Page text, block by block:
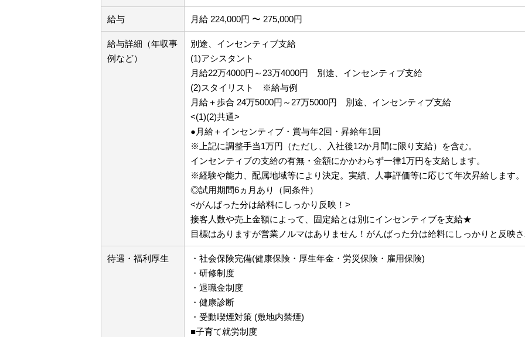
給与 月給 224,000円 〜 275,000円
給与詳細（年収事
例など）
別途、インセンティブ支給
(1)アシスタント
月給22万4000円～23万4000円 別途、インセンティブ支給
(2)スタイリスト ※給与例
月給＋歩合 24万5000円～27万5000円 別途、インセンティブ支給
<(1)(2)共通>
●月給＋インセンティブ・賞与年2回・昇給年1回
※上記に調整手当1万円（ただし、入社後12か月間に限り支給）を含む。
インセンティブの支給の有無・金額にかかわらず一律1万円を支給します。
※経験や能力、配属地域等により決定。実績、人事評価等に応じて年次昇給します。
◎試用期間6ヵ月あり（同条件）
<がんばった分は給料にしっかり反映！>
接客人数や売上金額によって、固定給とは別にインセンティブを支給★
目標はありますが営業ノルマはありません！がんばった分は給料にしっかりと反映
待遇・福利厚生
・社会保険完備(健康保険・厚生年金・労災保険・雇用保険)
・研修制度
・退職金制度
・健康診断
・受動喫煙対策 (敷地内禁煙)
■子育て就労制度